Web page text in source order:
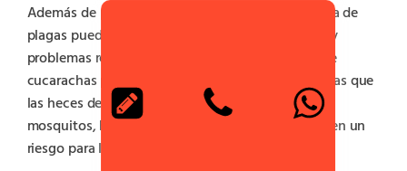
Además de propagar bacterias y virus, la presencia de
plagas puede desencadenar reacciones alérgicas y
problemas respiratorios. Por ejemplo, los restos de
cucarachas pueden contaminar alimentos, mientras que
las heces de las ratas son potentes alérgenos. Los
mosquitos, habituales en la zona, también suponen un
riesgo para la salud pública.